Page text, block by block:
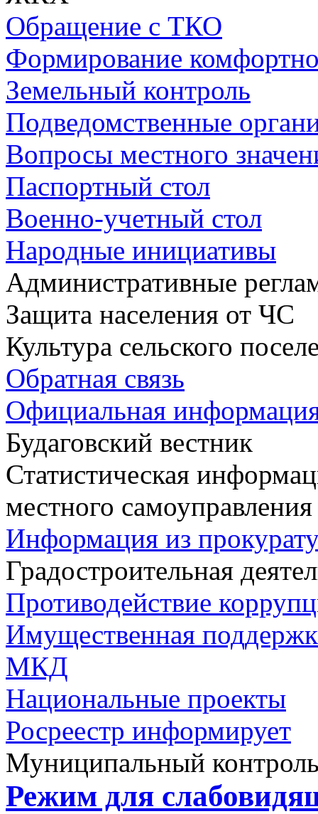
Обращение с ТКО
Формирование
Земельный контроль
Подведомственные
Вопросы местного
Паспортный стол
Военно-учетный стол
Народные инициативы
Административные
Защита населения от ЧС
Культура сельского
Обратная связь
Официальная
Будаговский вестник
Статистическая
местного самоуправления
Информация из
Градостроительная
Противодействие
Имущественная
МКД
Национальные проекты
Росреестр информирует
Муниципальный
Режим для